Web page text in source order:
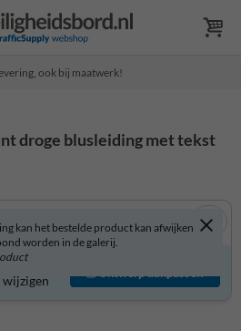
ook bij maatwerk!
droge blusleiding met tekst
kan het bestelde product kan afwijken
worden in de galerij.
Ontwerp aanpassen